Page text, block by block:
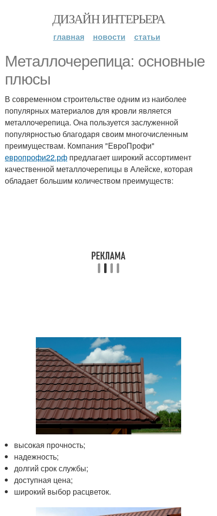
ДИЗАЙН ИНТЕРЬЕРА
главная новости статьи
Металлочерепица: основные
плюсы
В современном строительстве одним из наиболее
популярных материалов для кровли является
металлочерепица. Она пользуется заслуженной
популярностью благодаря своим многочисленным
преимуществам. Компания "ЕвроПрофи"
европрофи22.рф предлагает широкий ассортимент
качественной металлочерепицы в Алейске, которая
обладает большим количеством преимуществ:
высокая прочность;
надежность;
долгий срок службы;
доступная цена;
широкий выбор расцветок.